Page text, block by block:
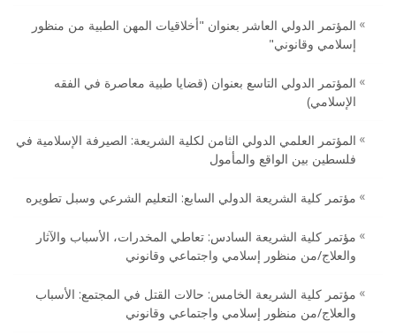
المؤتمر الدولي العاشر بعنوان ‏"أخلاقيات المهن الطبية من منظور
إسلامي وقانوني"‏
المؤتمر الدولي التاسع بعنوان (قضايا طبية معاصرة في الفقه
الإسلامي)
المؤتمر العلمي الدولي الثامن لكلية الشريعة: الصيرفة الإسلامية في
فلسطين بين الواقع والمأمول
مؤتمر كلية الشريعة الدولي السابع: التعليم الشرعي وسبل تطويره
مؤتمر كلية الشريعة السادس: تعاطي المخدرات، الأسباب والآثار
والعلاج/من منظور إسلامي واجتماعي وقانوني
مؤتمر كلية الشريعة الخامس: حالات القتل في المجتمع: الأسباب
والعلاج/من منظور إسلامي واجتماعي وقانوني